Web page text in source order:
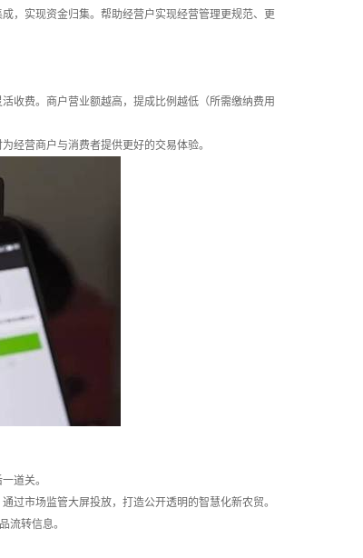
实现资金归集。帮助经营户实现经营管理更规范、更
费。商户营业额越高，提成比例越低（所需缴纳费用
营商户与消费者提供更好的交易体验。
道关。
市场监管大屏投放，打造公开透明的智慧化新农贸。
流转信息。